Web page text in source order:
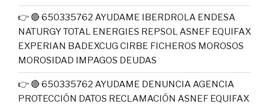
👉 🔴 650335762 AYUDAME IBERDROLA ENDESA
NATURGY TOTAL ENERGIES REPSOL ASNEF EQUIFAX
EXPERIAN BADEXCUG CIRBE FICHEROS MOROSOS
MOROSIDAD IMPAGOS DEUDAS
👉 🔴 650335762 AYUDAME DENUNCIA AGENCIA
PROTECCIÓN DATOS RECLAMACIÓN ASNEF EQUIFAX